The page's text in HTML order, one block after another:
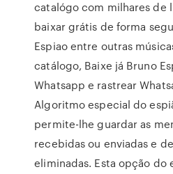
catalógo com milhares de
baixar grátis de forma
Espiao entre outras
catálogo, Baixe já Bruno
Whatsapp e rastrear
Algoritmo especial do
permite-lhe guardar as
recebidas ou enviadas e
eliminadas. Esta opção do